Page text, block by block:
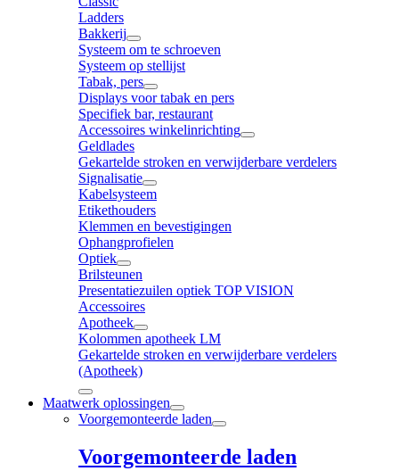
Ladders
Bakkerij
Systeem om te schroeven
Systeem op stellijst
Tabak, pers
Displays voor tabak en pers
Specifiek bar, restaurant
Accessoires winkelinrichting
Geldlades
Gekartelde stroken en verwijderbare verdelers
Signalisatie
Kabelsysteem
Etikethouders
Klemmen en bevestigingen
Ophangprofielen
Optiek
Brilsteunen
Presentatiezuilen optiek TOP VISION
Accessoires
Apotheek
Kolommen apotheek LM
Gekartelde stroken en verwijderbare verdelers
(Apotheek)
Maatwerk oplossingen
Voorgemonteerde laden
Voorgemonteerde laden